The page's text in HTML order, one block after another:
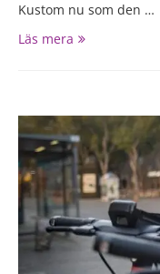
Kustom nu som den …
Läs mera